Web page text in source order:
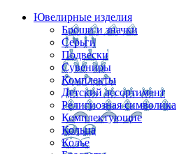
Ювелирные изделия
Броши и значки
Серьги
Подвески
Сувениры
Комплекты
Детский ассортимент
Религиозная символика
Комплектующие
Кольца
Колье